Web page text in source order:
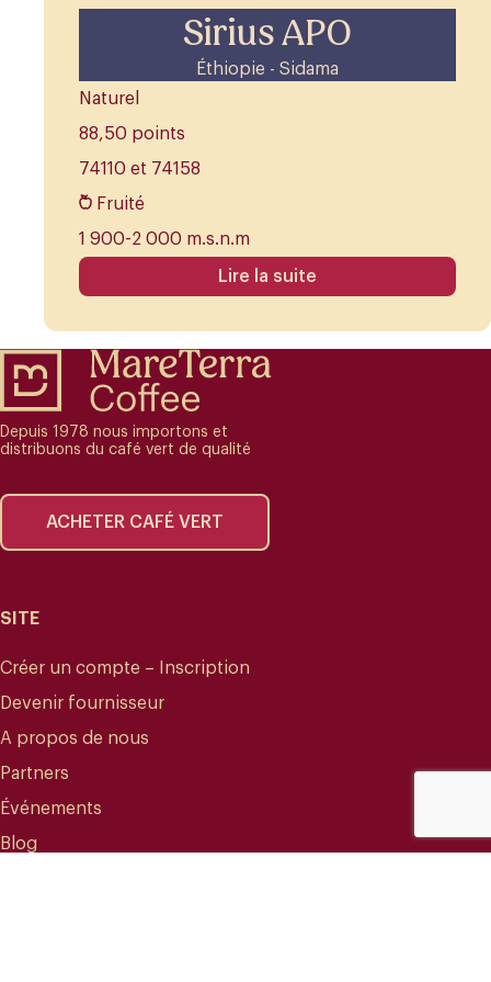
Sirius APO
Éthiopie - Sidama
Naturel
88,50 points
74110 et 74158
Fruité
1 900-2 000 m.s.n.m
Lire la suite
Depuis 1978 nous importons et
distribuons du café vert de qualité
ACHETER CAFÉ VERT
SITE
Créer un compte – Inscription
Devenir fournisseur
A propos de nous
Partners
Événements
Blog